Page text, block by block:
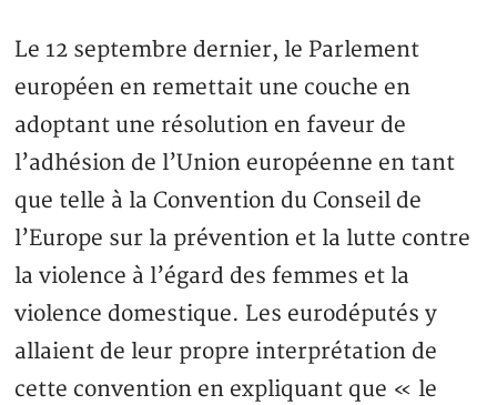
Le 12 septembre dernier, le Parlement
européen en remettait une couche en
adoptant une résolution en faveur de
l’adhésion de l’Union européenne en tant
que telle à la Convention du Conseil de
l’Europe sur la prévention et la lutte contre
la violence à l’égard des femmes et la
violence domestique. Les eurodéputés y
allaient de leur propre interprétation de
cette convention en expliquant que « le